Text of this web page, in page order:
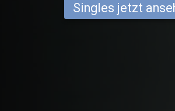
Singles jetzt